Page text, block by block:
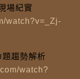
場紀實
watch?v=_Zj-
題趨勢解析
watch?